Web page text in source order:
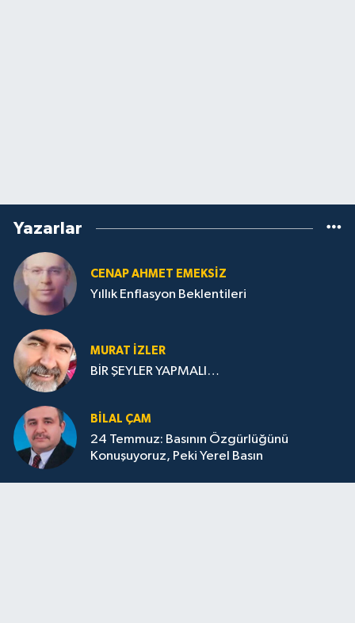
Yazarlar
CENAP AHMET EMEKSİZ
Yıllık Enflasyon Beklentileri
MURAT İZLER
BİR ŞEYLER YAPMALI…
BILAL ÇAM
24 Temmuz: Basının Özgürlüğünü
Konuşuyoruz, Peki Yerel Basın